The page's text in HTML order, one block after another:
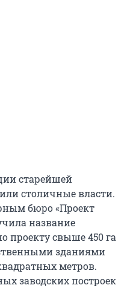
старейшей
столичные власти.
бюро «Проект
название
проекту свыше 450 га
зданиями
метров.
заводских построек